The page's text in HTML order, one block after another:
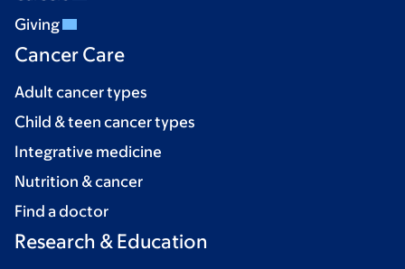
Giving
Cancer Care
Adult cancer types
Child & teen cancer types
Integrative medicine
Nutrition & cancer
Find a doctor
Research & Education